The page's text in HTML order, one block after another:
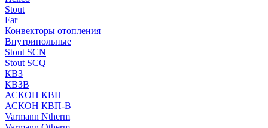
Stout
Far
Конвекторы отопления
Внутрипольные
Stout SCN
Stout SCQ
КВЗ
КВЗВ
АСКОН КВП
АСКОН КВП-В
Varmann Ntherm